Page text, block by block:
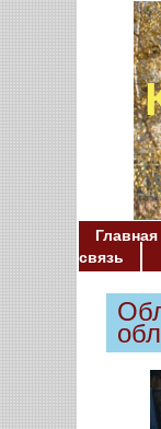
Главная
связь